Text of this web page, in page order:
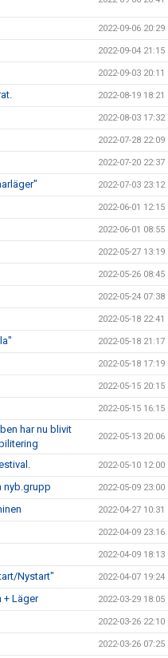
2022-09-06 20:29
2022-09-04 21:15
2022-09-03 20:11
2022-08-19 18:21
2022-08-03 17:32
2022-07-28 22:09
2022-07-20 22:37
2022-07-03 23:12
2022-06-01 12:15
2022-06-01 08:55
2022-05-27 13:19
2022-05-26 08:45
2022-05-24 07:38
2022-05-18 22:41
2022-05-18 21:17
2022-05-18 17:19
2022-05-15 20:15
2022-05-15 16:15
har nu blivit
2022-05-13 20:06
2022-05-10 12:00
nyb.grupp 2022-05-09 23:00
2022-04-27 10:31
2022-04-09 23:16
2022-04-09 18:13
Nystart" 2022-04-07 19:24
+ Läger 2022-03-29 18:05
2022-03-26 22:10
2022-03-26 07:25